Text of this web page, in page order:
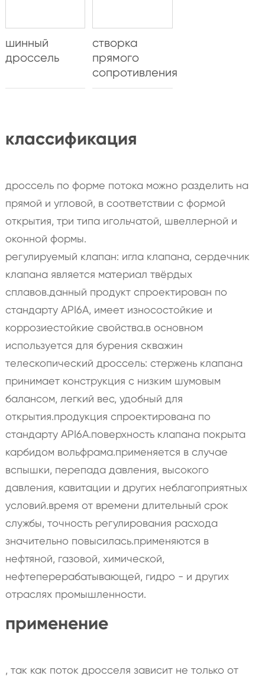
шинный
дроссель
створка
прямого
сопротивления
классификация
дроссель по форме потока можно разделить на
прямой и угловой, в соответствии с формой
открытия, три типа игольчатой, швеллерной и
оконной формы.
регулируемый клапан: игла клапана, сердечник
клапана является материал твёрдых
сплавов.данный продукт спроектирован по
стандарту API6A, имеет износостойкие и
коррозиестойкие свойства.в основном
используется для бурения скважин
телескопический дроссель: стержень клапана
принимает конструкция с низким шумовым
балансом, легкий вес, удобный для
открытия.продукция спроектирована по
стандарту API6A.поверхность клапана покрыта
карбидом вольфрама.применяется в случае
вспышки, перепада давления, высокого
давления, кавитации и других неблагоприятных
условий.время от времени длительный срок
службы, точность регулирования расхода
значительно повысилась.применяются в
нефтяной, газовой, химической,
нефтеперерабатывающей, гидро - и других
отраслях промышленности.
применение
, так как поток дросселя зависит не только от